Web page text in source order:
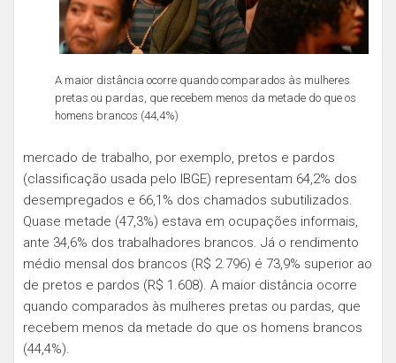
A maior distância ocorre quando comparados às mulheres
pretas ou pardas, que recebem menos da metade do que os
homens brancos (44,4%)
mercado de trabalho, por exemplo, pretos e pardos
(classificação usada pelo IBGE) representam 64,2% dos
desempregados e 66,1% dos chamados subutilizados.
Quase metade (47,3%) estava em ocupações informais,
ante 34,6% dos trabalhadores brancos. Já o rendimento
médio mensal dos brancos (R$ 2.796) é 73,9% superior ao
de pretos e pardos (R$ 1.608). A maior distância ocorre
quando comparados às mulheres pretas ou pardas, que
recebem menos da metade do que os homens brancos
(44,4%).